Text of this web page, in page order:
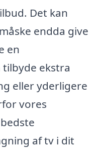
Det kan
endda give
en
tilbyde ekstra
eller yderligere
vores
af tv i dit